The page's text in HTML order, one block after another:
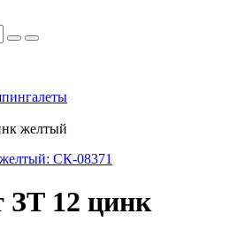
желтый
12 цинк